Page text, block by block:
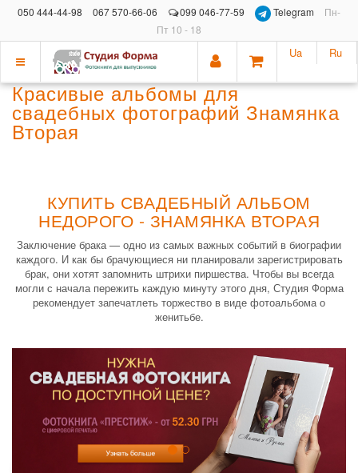
050 444-44-98 067 570-66-06 099 046-77-59 Telegram
Пн-
Пт 10 - 18
Показать
меню
Ua Ru
Красивые альбомы для
свадебных фотографий Знамянка
Вторая
КУПИТЬ СВАДЕБНЫЙ АЛЬБОМ
НЕДОРОГО - ЗНАМЯНКА ВТОРАЯ
Заключение брака — одно из самых важных событий в биографии
каждого. И как бы брачующиеся ни планировали зарегистрировать
брак, они хотят запомнить штрихи пиршества. Чтобы вы всегда
могли с начала пережить каждую минуту этого дня, Студия Форма
рекомендует запечатлеть торжество в виде фотоальбома о
женитьбе.